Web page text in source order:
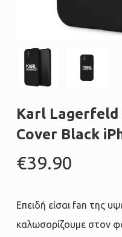
Karl Lagerfeld
Cover Black
€39.90
Επειδή είσαι fan της
καλωσορίζουμε στον